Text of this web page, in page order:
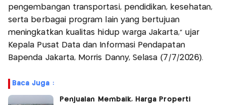
pengembangan transportasi, pendidikan, kesehatan,
serta berbagai program lain yang bertujuan
meningkatkan kualitas hidup warga Jakarta," ujar
Kepala Pusat Data dan Informasi Pendapatan
Bapenda Jakarta, Morris Danny, Selasa (7/7/2026).
Baca Juga :
Penjualan Membaik, Harga Properti